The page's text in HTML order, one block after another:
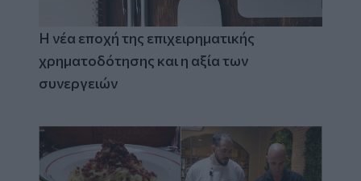
Η νέα εποχή της επιχειρηματικής
χρηματοδότησης και η αξία των
συνεργειών